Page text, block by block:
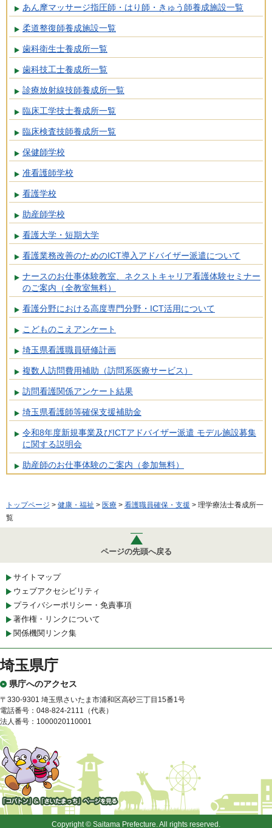
あん摩マッサージ指圧師・はり師・きゅう師養成施設一覧
柔道整復師養成施設一覧
歯科衛生士養成所一覧
歯科技工士養成所一覧
診療放射線技師養成所一覧
臨床工学技士養成所一覧
臨床検査技師養成所一覧
保健師学校
准看護師学校
看護学校
助産師学校
看護大学・短期大学
看護業務改善のためのICT導入アドバイザー派遣について
ナースのお仕事体験教室、ネクストキャリア看護体験セミナー
のご案内（全教室無料）
看護分野における高度専門分野・ICT活用について
こどものこえアンケート
埼玉県看護職員研修計画
複数人訪問費用補助（訪問系医療サービス）
訪問看護関係アンケート結果
埼玉県看護師等確保支援補助金
令和8年度新規事業及びICTアドバイザー派遣 モデル施設募集
に関する説明会
助産師のお仕事体験のご案内（参加無料）
トップページ > 健康・福祉 > 医療 > 看護職員確保・支援 > 理学療法士養成所一
覧
ページの先頭へ戻る
サイトマップ
ウェブアクセシビリティ
プライバシーポリシー・免責事項
著作権・リンクについて
関係機関リンク集
埼玉県庁
県庁へのアクセス
〒330-9301 埼玉県さいたま市浦和区高砂三丁目15番1号
電話番号：048-824-2111（代表）
法人番号：1000020110001
「コバトン」&「さいたまっ
Copyright © Saitama Prefecture. All rights reserved.